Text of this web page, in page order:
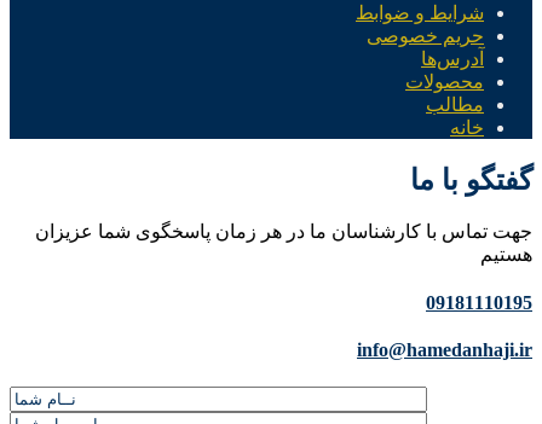
شرایط و ضوابط
حریم خصوصی
آدرس‌ها
محصولات
مطالب
خانه
گفتگو با ما
جهت تماس با کارشناسان ما در هر زمان پاسخگوی شما عزیزان
هستیم
09181110195
info@hamedanhaji.ir